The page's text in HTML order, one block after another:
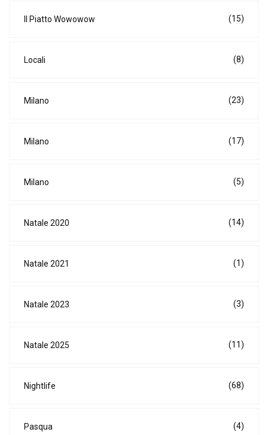
Il Piatto Wowowow (15)
Locali (8)
Milano (23)
Milano (17)
Milano (5)
Natale 2020 (14)
Natale 2021 (1)
Natale 2023 (3)
Natale 2025 (11)
Nightlife (68)
Pasqua (4)